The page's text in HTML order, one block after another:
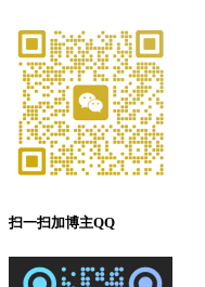
扫一扫加博主QQ